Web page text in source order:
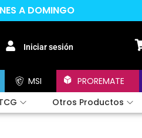
A DOMINGO
Iniciar sesión
MSI PROREMATE
Otros Productos